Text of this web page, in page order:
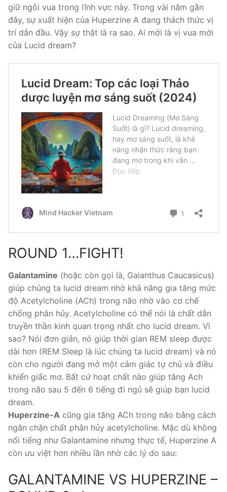
giữ ngôi vua trong lĩnh vực này. Trong vài năm gần
đây, sự xuất hiện của Huperzine A đang thách thức vị
trí dẫn đầu. Vậy sự thật là ra sao. Ai mới là vị vua mới
của Lucid dream?
ROUND 1…FIGHT!
Galantamine (hoặc còn gọi là, Galanthus Caucasicus)
giúp chúng ta lucid dream nhờ khả năng gia tăng mức
độ Acetylcholine (ACh) trong não nhờ vào cơ chế
chống phân hủy. Acetylcholine có thể nói là chất dẫn
truyền thần kinh quan trọng nhất cho lucid dream. Vì
sao? Nói đơn giản, nó giúp thời gian REM sleep được
dài hơn (REM Sleep là lúc chúng ta lucid dream) và nó
còn cho người đang mở một cảm giác tự chủ và điều
khiển giấc mơ. Bất cứ hoạt chất nào giúp tăng Ach
trong não sau 5 đến 6 tiếng đi ngủ sẽ giúp bạn lucid
dream.
Huperzine-A cũng gia tăng ACh trong não bằng cách
ngăn chặn chất phân hủy acetylcholine. Mặc dù không
nổi tiếng như Galantamine nhưng thực tế, Huperzine A
còn ưu việt hơn nhiều lần nhờ các lý do sau:
GALANTAMINE VS HUPERZINE –